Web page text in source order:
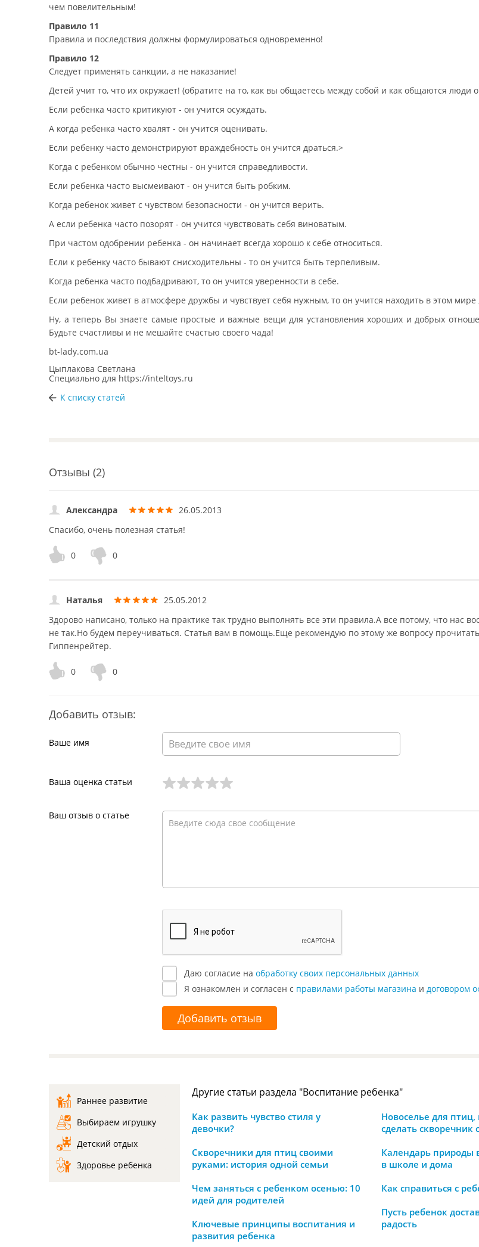
чем повелительным!
Правило 11
Правила и последствия должны формулироваться одновременно!
Правило 12
Следует применять санкции, а не наказание!
Детей учит то, что их окружает! (обратите на то, как вы общаетесь между собой и как общаются
Если ребенка часто критикуют - он учится осуждать.
А когда ребенка часто хвалят - он учится оценивать.
Если ребенку часто демонстрируют враждебность он учится драться.>
Когда с ребенком обычно честны - он учится справедливости.
Если ребенка часто высмеивают - он учится быть робким.
Когда ребенок живет с чувством безопасности - он учится верить.
А если ребенка часто позорят - он учится чувствовать себя виноватым.
При частом одобрении ребенка - он начинает всегда хорошо к себе относиться.
Если к ребенку часто бывают снисходительны - то он учится быть терпеливым.
Когда ребенка часто подбадривают, то он учится уверенности в себе.
Если ребенок живет в атмосфере дружбы и чувствует себя нужным, то он учится находить в этом
Ну, а теперь Вы знаете самые простые и важные вещи для установления хороших и добрых
Будьте счастливы и не мешайте счастью своего чада!
bt-lady.com.ua
Цыплакова Светлана
Специально для https://inteltoys.ru
К списку статей
Отзывы (2)
Александра
26.05.2013
Спасибо, очень полезная статья!
0 0
Наталья
25.05.2012
Здорово написано, только на практике так трудно выполнять все эти правила.А все потому, что нас
не так.Но будем переучиваться. Статья вам в помощь.Еще рекомендую по этому же вопросу
Гиппенрейтер.
0 0
Добавить отзыв:
Ваше имя
Ваша оценка статьи
Ваш отзыв о статье
Даю согласие на обработку своих персональных данных
Я ознакомлен и согласен с правилами работы магазина и договором
Добавить отзыв
Раннее развитие
Выбираем игрушку
Детский отдых
Здоровье ребенка
Другие статьи раздела "Воспитание ребенка"
Как развить чувство стиля у
девочки?
Скворечники для птиц своими
руками: история одной семьи
Чем заняться с ребенком осенью: 10
идей для родителей
Ключевые принципы воспитания и
развития ребенка
Новоселье для
сделать скворечник
Календарь природы
в школе и дома
Как справиться с
Пусть ребенок
радость